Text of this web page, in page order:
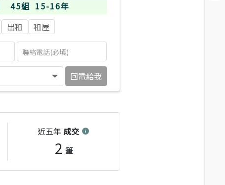
45組 15-16年
出租 租屋
回電給我
近五年 成交
2 筆